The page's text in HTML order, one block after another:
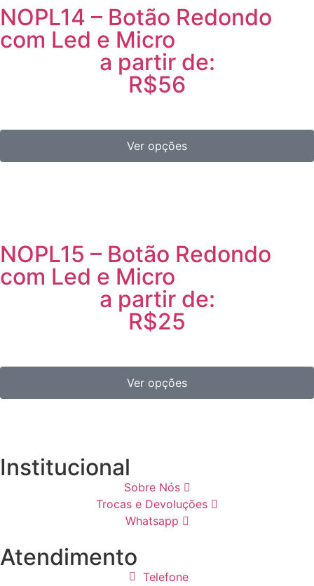
NOPL14 – Botão Redondo
com Led e Micro
a partir de:
R$56
Ver opções
NOPL15 – Botão Redondo
com Led e Micro
a partir de:
R$25
Ver opções
Institucional
Sobre Nós
Trocas e Devoluções
Whatsapp
Atendimento
Telefone